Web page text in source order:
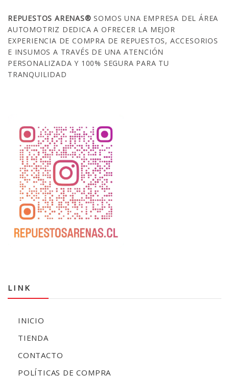
REPUESTOS ARENAS®SOMOS UNA EMPRESA DEL ÁREA
AUTOMOTRIZ DEDICA A OFRECER LA MEJOR
EXPERIENCIA DE COMPRA DE REPUESTOS, ACCESORIOS
E INSUMOS A TRAVÉS DE UNA ATENCIÓN
PERSONALIZADA Y 100% SEGURA PARA TU
TRANQUILIDAD
LINK
INICIO
TIENDA
CONTACTO
POLÍTICAS DE COMPRA